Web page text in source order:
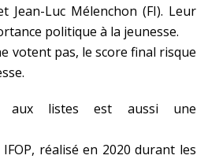
Jean-Luc Mélenchon (FI). Leur
politique à la jeunesse.
votent pas, le score final risque
aux listes est aussi une
réalisé en 2020 durant les